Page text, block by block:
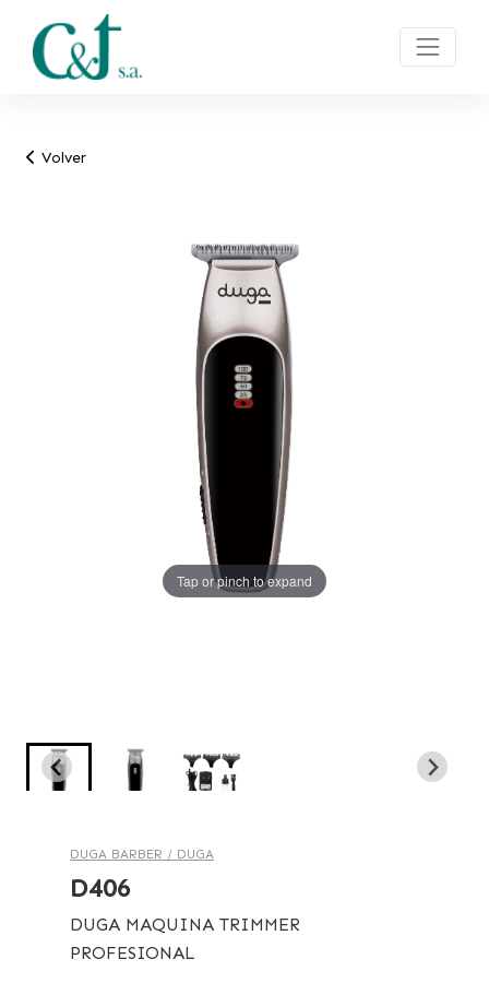
Volver
Tap or pinch to expand
Tap or pinch to expand
Tap or pinch to expand
DUGA BARBER / DUGA
D406
DUGA MAQUINA TRIMMER
PROFESIONAL